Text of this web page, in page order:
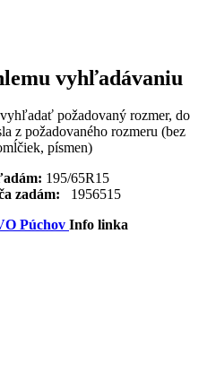
vyhľadávaniu
požadovaný rozmer, do
z požadovaného rozmeru (bez
písmen)
195/65R15
zadám: 1956515
Púchov Info linka